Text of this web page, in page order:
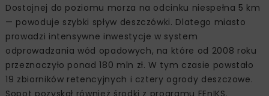
Dostojnej do poziomu morza na odcinku niespełna 5 km
— powoduje szybki spływ deszczówki. Dlatego miasto
prowadzi intensywne inwestycje w system
odprowadzania wód opadowych, na które od 2008 roku
przeznaczyło ponad 180 mln zł. W tym czasie powstało
19 zbiorników retencyjnych i cztery ogrody deszczowe.
Sopot pozyskał również środki z programu FEnIKS.